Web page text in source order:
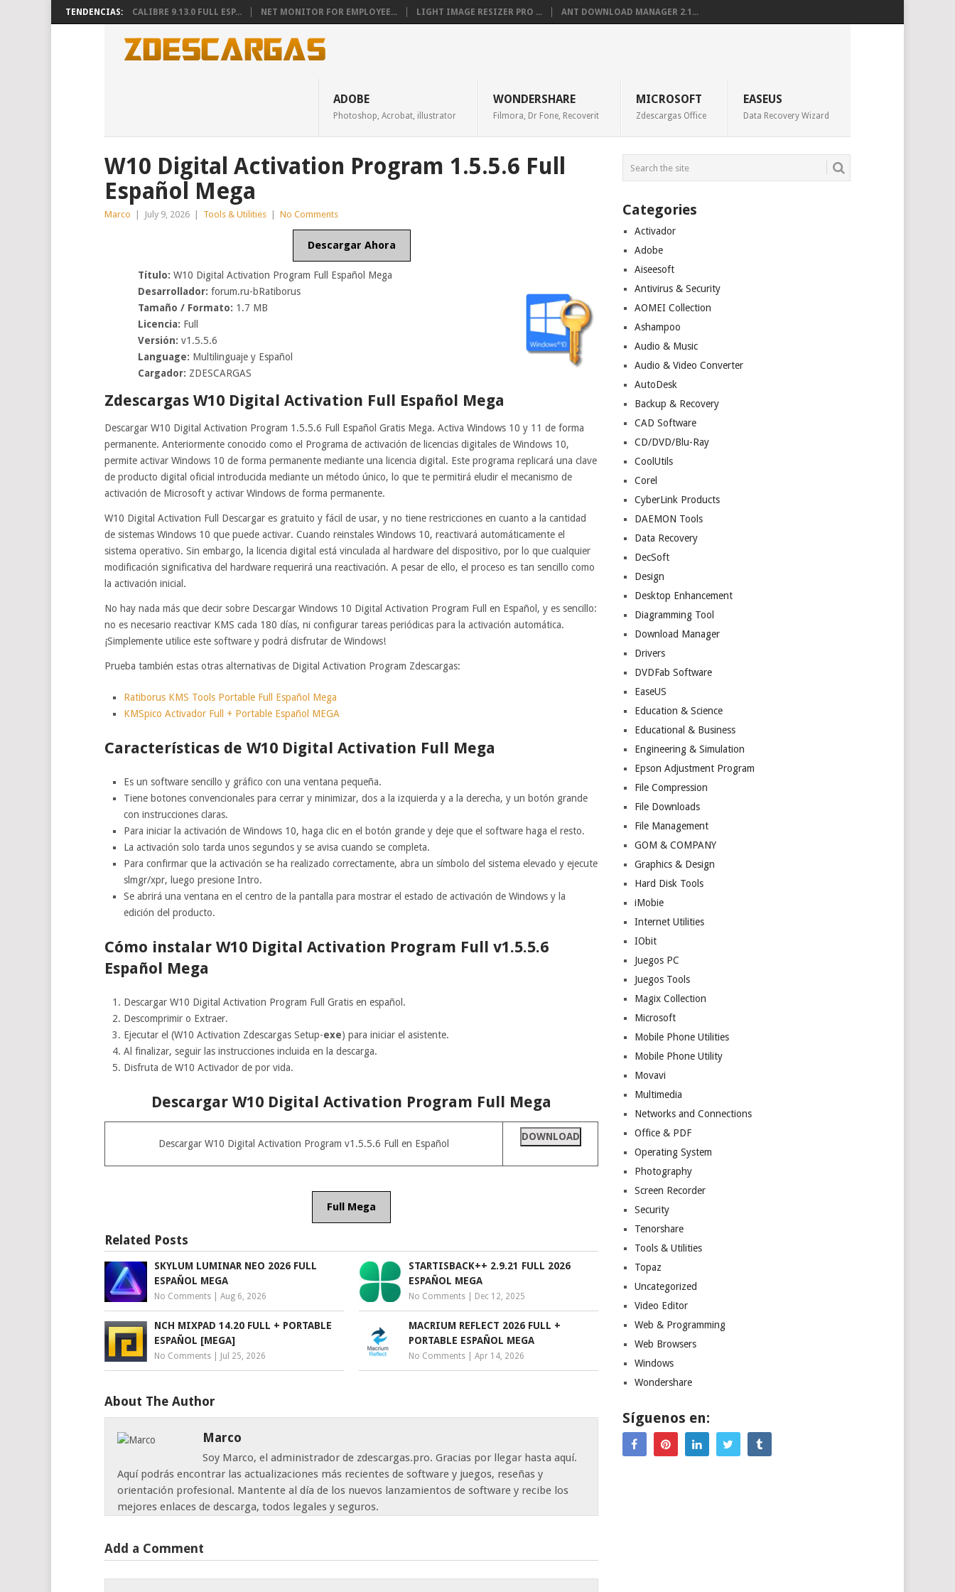
TENDENCIAS: CALIBRE 9.13.0 FULL ESP... NET MONITOR FOR EMPLOYEE... LIGHT IMAGE RESIZER PRO ... ANT DOWNLOAD MANAGER 2.1...
ADOBE
Photoshop, Acrobat, illustrator
WONDERSHARE
Filmora, Dr Fone, Recoverit
MICROSOFT
Zdescargas Office
EASEUS
Data Recovery Wizard
W10 Digital Activation Program 1.5.5.6 Full
Español Mega
Marco July 9, 2026 Tools & Utilities No Comments
Descargar Ahora
Título: W10 Digital Activation Program Full Español Mega
Desarrollador: forum.ru-bRatiborus
Tamaño / Formato: 1.7 MB
Licencia: Full
Versión: v1.5.5.6
Language: Multilinguaje y Español
Cargador: ZDESCARGAS
Zdescargas W10 Digital Activation Full Español Mega
Descargar W10 Digital Activation Program 1.5.5.6 Full Español Gratis Mega. Activa Windows 10 y 11 de forma
permanente. Anteriormente conocido como el Programa de activación de licencias digitales de Windows 10,
permite activar Windows 10 de forma permanente mediante una licencia digital. Este programa replicará una clave
de producto digital oficial introducida mediante un método único, lo que te permitirá eludir el mecanismo de
activación de Microsoft y activar Windows de forma permanente.
W10 Digital Activation Full Descargar es gratuito y fácil de usar, y no tiene restricciones en cuanto a la cantidad
de sistemas Windows 10 que puede activar. Cuando reinstales Windows 10, reactivará automáticamente el
sistema operativo. Sin embargo, la licencia digital está vinculada al hardware del dispositivo, por lo que cualquier
modificación significativa del hardware requerirá una reactivación. A pesar de ello, el proceso es tan sencillo como
la activación inicial.
No hay nada más que decir sobre Descargar Windows 10 Digital Activation Program Full en Español, y es sencillo:
no es necesario reactivar KMS cada 180 días, ni configurar tareas periódicas para la activación automática.
¡Simplemente utilice este software y podrá disfrutar de Windows!
Prueba también estas otras alternativas de Digital Activation Program Zdescargas:
Ratiborus KMS Tools Portable Full Español Mega
KMSpico Activador Full + Portable Español MEGA
Características de W10 Digital Activation Full Mega
Es un software sencillo y gráfico con una ventana pequeña.
Tiene botones convencionales para cerrar y minimizar, dos a la izquierda y a la derecha, y un botón grande
con instrucciones claras.
Para iniciar la activación de Windows 10, haga clic en el botón grande y deje que el software haga el resto.
La activación solo tarda unos segundos y se avisa cuando se completa.
Para confirmar que la activación se ha realizado correctamente, abra un símbolo del sistema elevado y ejecute
slmgr/xpr, luego presione Intro.
Se abrirá una ventana en el centro de la pantalla para mostrar el estado de activación de Windows y la
edición del producto.
Cómo instalar W10 Digital Activation Program Full v1.5.5.6
Español Mega
Descargar W10 Digital Activation Program Full Gratis en español.
Descomprimir o Extraer.
Ejecutar el (W10 Activation Zdescargas Setup-exe) para iniciar el asistente.
Al finalizar, seguir las instrucciones incluida en la descarga.
Disfruta de W10 Activador de por vida.
Descargar W10 Digital Activation Program Full Mega
Descargar W10 Digital Activation Program v1.5.5.6 Full en Español
DOWNLOAD
Full Mega
Related Posts
SKYLUM LUMINAR NEO 2026 FULL
ESPAÑOL MEGA
No Comments Aug 6, 2026
STARTISBACK++ 2.9.21 FULL 2026
ESPAÑOL MEGA
No Comments| Dec 12, 2025
NCH MIXPAD 14.20 FULL + PORTABLE
ESPAÑOL [MEGA]
No Comments Jul 25, 2026
MACRIUM REFLECT 2026 FULL +
PORTABLE ESPAÑOL MEGA
No Comments| Apr 14, 2026
About The Author
Marco
Soy Marco, el administrador de zdescargas.pro. Gracias por llegar hasta aquí.
Aquí podrás encontrar las actualizaciones más recientes de software y juegos, reseñas y
orientación profesional. Mantente al día de los nuevos lanzamientos de software y recibe los
mejores enlaces de descarga, todos legales y seguros.
Add a Comment
Categories
Activador
Adobe
Aiseesoft
Antivirus & Security
AOMEI Collection
Ashampoo
Audio & Music
Audio & Video Converter
AutoDesk
Backup & Recovery
CAD Software
CD/DVD/Blu-Ray
CoolUtils
Corel
CyberLink Products
DAEMON Tools
Data Recovery
DecSoft
Design
Desktop Enhancement
Diagramming Tool
Download Manager
Drivers
DVDFab Software
EaseUS
Education & Science
Educational & Business
Engineering & Simulation
Epson Adjustment Program
File Compression
File Downloads
File Management
GOM & COMPANY
Graphics & Design
Hard Disk Tools
iMobie
Internet Utilities
IObit
Juegos PC
Juegos Tools
Magix Collection
Microsoft
Mobile Phone Utilities
Mobile Phone Utility
Movavi
Multimedia
Networks and Connections
Office & PDF
Operating System
Photography
Screen Recorder
Security
Tenorshare
Tools & Utilities
Topaz
Uncategorized
Video Editor
Web & Programming
Web Browsers
Windows
Wondershare
Síguenos en: